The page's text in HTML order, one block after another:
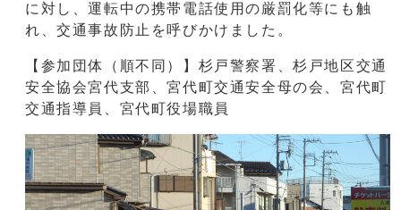
に対し、運転中の携帯電話使用の厳罰化等にも触
れ、交通事故防止を呼びかけました。
【参加団体（順不同）】杉戸警察署、杉戸地区交通
安全協会宮代支部、宮代町交通安全母の会、宮代町
交通指導員、宮代町役場職員